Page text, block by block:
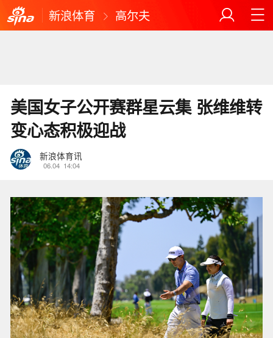
新浪体育 高尔夫
美国女子公开赛群星云集 张维维转
变心态积极迎战
新浪体育讯
06.04 14:04